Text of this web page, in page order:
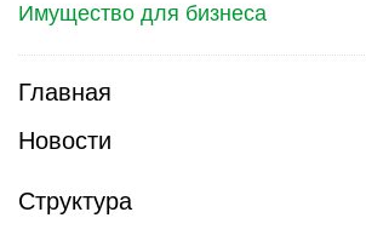
Имущество для бизнеса
Главная
Новости
Структура